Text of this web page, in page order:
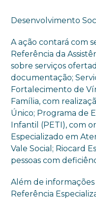
Desenvolvimento
A ação contará com
Referência da
sobre serviços
documentação;
Fortalecimento de
Família, com
Único; Programa de
Infantil (PETI), com
Especializado em
Vale Social; Riocard
pessoas com
Além de informações
Referência